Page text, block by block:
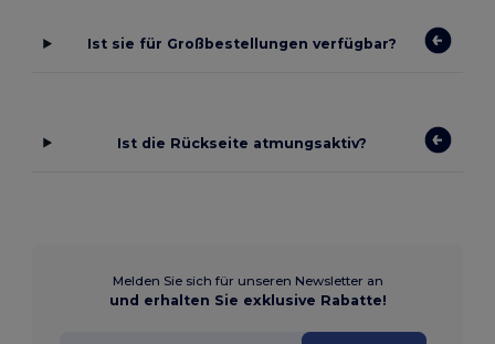
Ist sie für Großbestellungen verfügbar?
Ist die Rückseite atmungsaktiv?
Melden Sie sich für unseren Newsletter an
und erhalten Sie exklusive Rabatte!